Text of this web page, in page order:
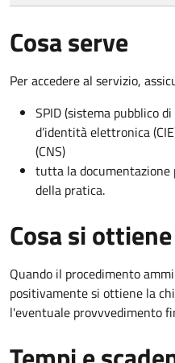
Cosa serve
Per accedere al servizio,
SPID (sistema pubblico
d’identità elettronica
(CNS)
tutta la documentazione
della pratica.
Cosa si ottiene
Quando il procedimento
positivamente si ottiene la
l'eventuale provvvedimento